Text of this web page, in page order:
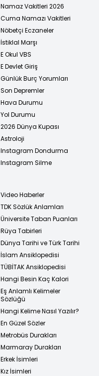
Namaz Vakitleri 2026
Cuma Namazı Vakitleri
Nöbetçi Eczaneler
İstiklal Marşı
E Okul VBS
E Devlet Giriş
Günlük Burç Yorumları
Son Depremler
Hava Durumu
Yol Durumu
2026 Dünya Kupası
Astroloji
Instagram Dondurma
Instagram Silme
Video Haberler
TDK Sözlük Anlamları
Üniversite Taban Puanları
Rüya Tabirleri
Dünya Tarihi ve Türk Tarihi
İslam Ansiklopedisi
TÜBİTAK Ansiklopedisi
Hangi Besin Kaç Kalori
Eş Anlamlı Kelimeler
Sözlüğü
Hangi Kelime Nasıl Yazılır?
En Güzel Sözler
Metrobüs Durakları
Marmaray Durakları
Erkek İsimleri
Kız İsimleri